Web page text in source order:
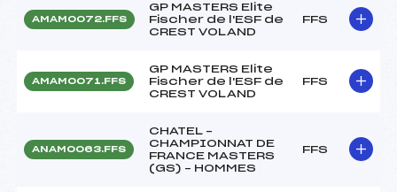
AMAM0072.FFS
GP MASTERS Elite
Fischer de l'ESF de
CREST VOLAND
FFS
AMAM0071.FFS
GP MASTERS Elite
Fischer de l'ESF de
CREST VOLAND
FFS
ANAM0063.FFS
CHATEL –
CHAMPIONNAT DE
FRANCE MASTERS
(GS) – HOMMES
FFS